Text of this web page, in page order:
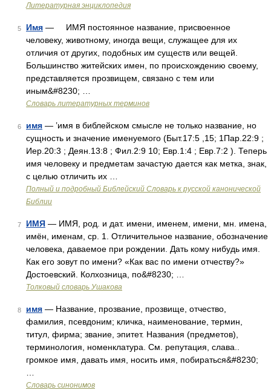
Литературная энциклопедия
5 Имя — ИМЯ постоянное название, присвоенное
человеку, животному, иногда вещи, служащее для их
отличия от других, подобных им существ или вещей.
Большинство житейских имен, по происхождению своему,
представляется прозвищем, связано с тем или
иным&#8230; …
Словарь литературных терминов
6 имя — ’имя в библейском смысле не только название, но
сущность и значение именуемого (Быт.17:5 ,15; 1Пар.22:9 ;
Иер.20:3 ; Деян.13:8 ; Фил.2:9 10; Евр.1:4 ; Евр.7:2 ). Теперь
имя человеку и предметам зачастую дается как метка, знак,
с целью отличить их …
Полный и подробный Библейский Словарь к русской канонической
Библии
7 ИМЯ — ИМЯ, род. и дат. имени, именем, имени, мн. имена,
имён, именам, ср. 1. Отличительное название, обозначение
человека, даваемое при рождении. Дать кому нибудь имя.
Как его зовут по имени? «Как вас по имени отчеству?»
Достоевский. Колхозница, по&#8230; …
Толковый словарь Ушакова
8 имя — Название, прозвание, прозвище, отчество,
фамилия, псевдоним; кличка, наименование, термин,
титул, фирма; звание, эпитет. Названия (предметов),
терминология, номенклатура. См. репутация, слава..
громкое имя, давать имя, носить имя, побираться&#8230;
Словарь синонимов